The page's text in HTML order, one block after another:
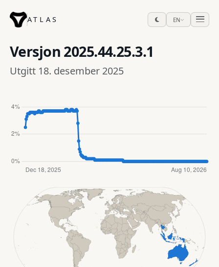
ATLAS EN
Versjon 2025.44.25.3.1
Utgitt 18. desember 2025